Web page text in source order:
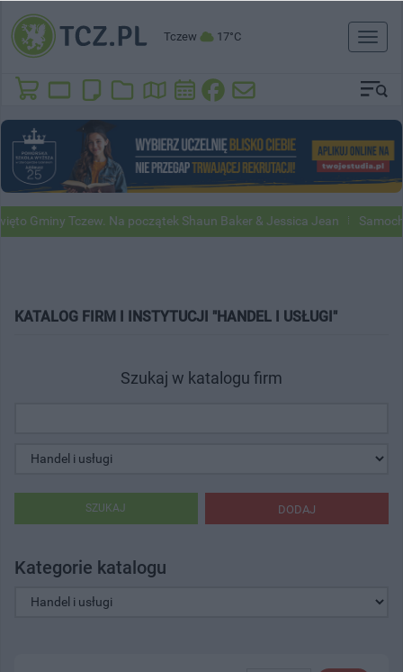
Tczew 17°C
Toggle
Gminy Tczew. Na początek Shaun Baker & Jessica Jean
KATALOG FIRM I INSTYTUCJI "HANDEL I USŁUGI"
Szukaj w katalogu firm
DODAJ
SZUKAJ
Kategorie katalogu